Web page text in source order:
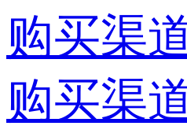
购买渠
购买渠